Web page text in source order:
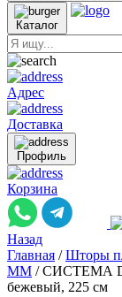
Каталог
Адрес
Доставка
Профиль
Корзина
Назад
Главная / Шторы
ММ / СИСТЕМА
бежевый, 225 см